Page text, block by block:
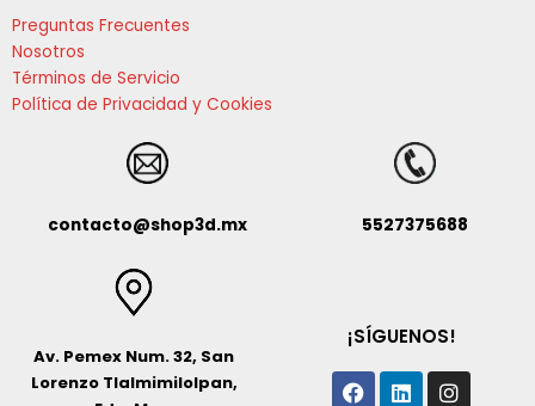
Preguntas Frecuentes
Nosotros
Términos de Servicio
Política de Privacidad y Cookies
contacto@shop3d.mx 5527375688
Av. Pemex Num. 32, San
Lorenzo Tlalmimilolpan,
¡SÍGUENOS!
Facebook
Linkedin